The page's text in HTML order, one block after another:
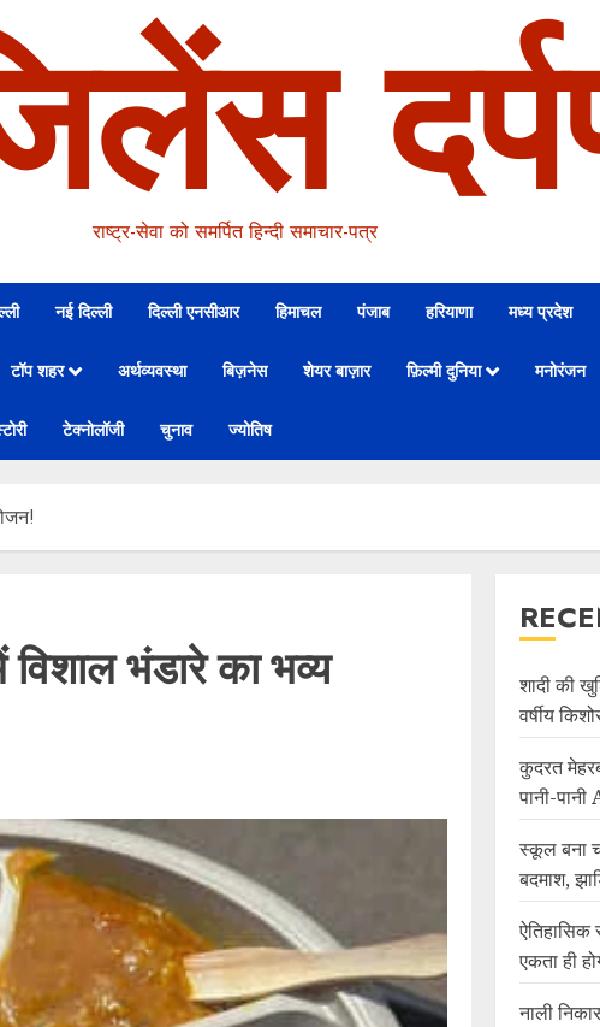
राष्ट्र-सेवा को समर्पित हिन्दी समाचार-पत्र
नई दिल्ली दिल्ली एनसीआर हिमाचल पंजाब हरियाणा मध्य प्रदेश
टॉप शहर अर्थव्यवस्था बिज़नेस शेयर बाज़ार फ़िल्मी दुनिया मनोरंजन
टेक्नोलॉजी चुनाव ज्योतिष
विशाल भंडारे का भव्य
शादी की
वर्षीय
कुदरत
पानी-पानी
स्कूल बना
बदमाश,
ऐतिहासिक
एकता ही
नाली